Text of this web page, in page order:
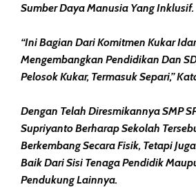
Sumber Daya Manusia Yang Inklusif.
“Ini Bagian Dari Komitmen Kukar
Mengembangkan Pendidikan Dan
Pelosok Kukar, Termasuk Separi,”
Dengan Telah Diresmikannya SMP
Supriyanto Berharap Sekolah
Berkembang Secara Fisik, Tetapi
Baik Dari Sisi Tenaga Pendidik
Pendukung Lainnya.